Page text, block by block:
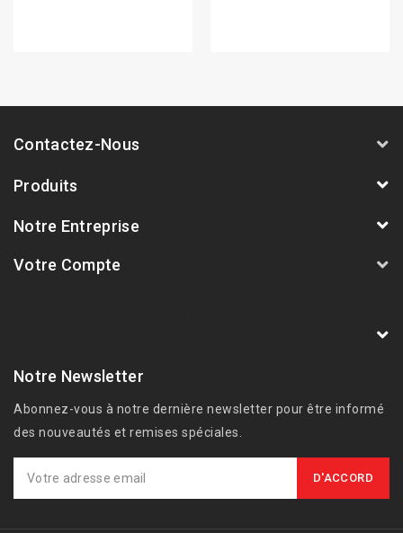
Contactez-Nous
Produits
Notre Entreprise
Votre Compte
Notre Newsletter
Abonnez-vous à notre dernière newsletter pour être informé
des nouveautés et remises spéciales.